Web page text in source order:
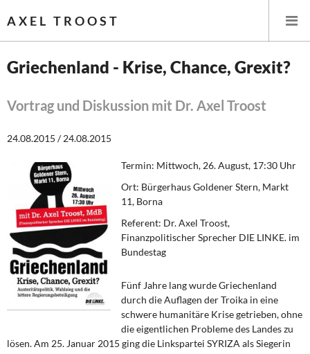
AXEL TROOST
Leitlinien linker Wirtschafts- und Finanzpolitik
Wirtschaftspolitik
Steuer- und Finanzpolitik
Öffentliche Infrastruktur und Daseinsvorsorge
Eurokrise und Griechenland
Weitere Themen
Griechenland - Krise, Chance, Grexit?
Vortrag und Diskussion mit Dr. Axel Troost
24.08.2015 / 24.08.2015
Termin: Mittwoch, 26. August, 17:30 Uhr
Ort: Bürgerhaus Goldener Stern, Markt
11, Borna
Referent: Dr. Axel Troost,
Finanzpolitischer Sprecher DIE LINKE. im
Bundestag
Fünf Jahre lang wurde Griechenland
durch die Auflagen der Troika in eine
schwere humanitäre Krise getrieben, ohne
die eigentlichen Probleme des Landes zu
lösen. Am 25. Januar 2015 ging die Linkspartei SYRIZA als Siegerin